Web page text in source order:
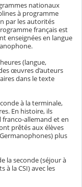
nationaux
à programme
par les autorités
français est
enseignées en langue
(langue,
œuvres d’auteurs
dans le texte
à la terminale,
En histoire, ils
allemand et en
prêtés aux élèves
Germanophones) plus
la seconde (séjour à
à la CSI) avec les